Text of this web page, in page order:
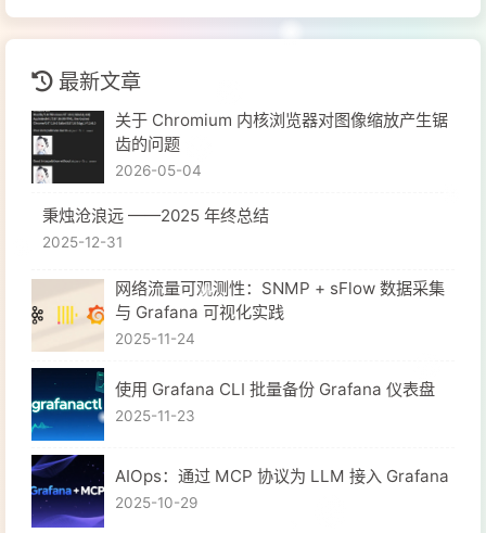
最新文章
关于 Chromium 内核浏览器对图像缩放产生锯
齿的问题
2026-05-04
秉烛沧浪远 ——2025 年终总结
2025-12-31
网络流量可观测性：SNMP + sFlow 数据采集
与 Grafana 可视化实践
2025-11-24
使用 Grafana CLI 批量备份 Grafana 仪表盘
2025-11-23
​AIOps：通过 MCP 协议为 LLM 接入 Grafana
2025-10-29